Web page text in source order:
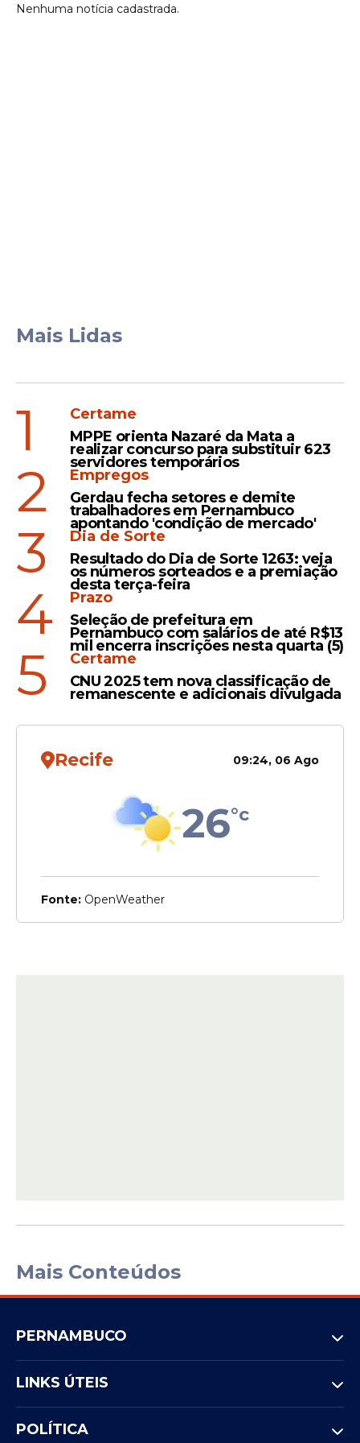
Nenhuma notícia cadastrada.
Mais Lidas
1
Certame
MPPE orienta Nazaré da Mata a
realizar concurso para substituir 623
servidores temporários
2
Empregos
Gerdau fecha setores e demite
trabalhadores em Pernambuco
apontando 'condição de mercado'
3
Dia de Sorte
Resultado do Dia de Sorte 1263: veja
os números sorteados e a premiação
desta terça-feira
4
Prazo
Seleção de prefeitura em
Pernambuco com salários de até R$13
mil encerra inscrições nesta quarta (5)
5
Certame
CNU 2025 tem nova classificação de
remanescente e adicionais divulgada
Recife 09:24, 06 Ago
26°c
Fonte: OpenWeather
Mais Conteúdos
PERNAMBUCO
LINKS ÚTEIS
POLÍTICA